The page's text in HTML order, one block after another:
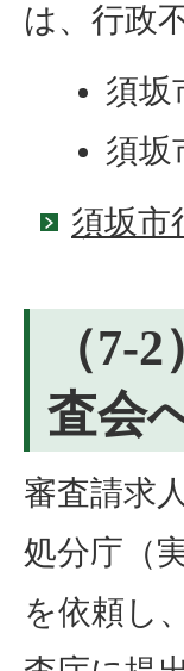
は、行政
須坂
須坂
須坂市
（7-
査会
審査請求
処分庁（
を依頼し